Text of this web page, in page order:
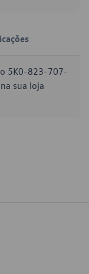
5K0-823-707-
sua loja